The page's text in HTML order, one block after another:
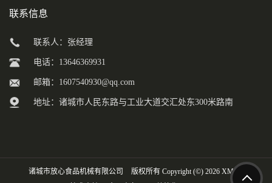
联系信息
联系人：张经理
电话：13646369931
邮箱： 1607540930@qq.com
地址：诸城市人民东路与工业大道交汇处东300米路南
诸城市放心食品机械有限公司 版权所有 Copyright (©) 2026 XML